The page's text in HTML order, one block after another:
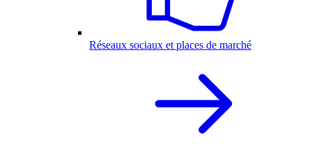
Réseaux sociaux et places de marché